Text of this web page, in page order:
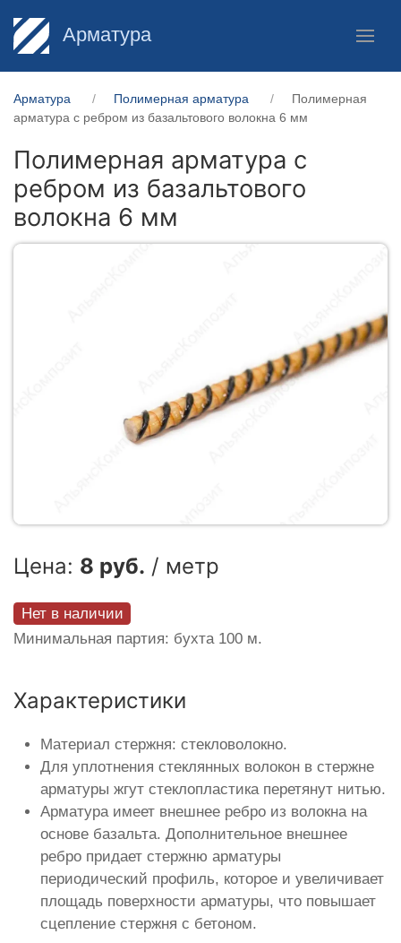
Арматура
Арматура Полимерная арматура
Полимерная
арматура c ребром из базальтового волокна 6 мм
Полимерная арматура c
ребром из базальтового
волокна 6 мм
Цена: 8 руб. / метр
Нет в наличии
Минимальная партия: бухта 100 м.
Характеристики
Материал стержня: стекловолокно.
Для уплотнения стеклянных волокон в стержне
арматуры жгут стеклопластика перетянут нитью.
Арматура имеет внешнее ребро из волокна на
основе базальта. Дополнительное внешнее
ребро придает стержню арматуры
периодический профиль, которое и увеличивает
площадь поверхности арматуры, что повышает
сцепление стержня с бетоном.